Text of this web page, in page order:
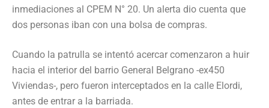
inmediaciones al CPEM N° 20. Un alerta dio cuenta que
dos personas iban con una bolsa de compras.
Cuando la patrulla se intentó acercar comenzaron a huir
hacia el interior del barrio General Belgrano -ex450
Viviendas-, pero fueron interceptados en la calle Elordi,
antes de entrar a la barriada.